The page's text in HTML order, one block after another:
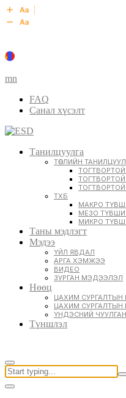
mn
FAQ
Санал хүсэлт
Танилцуулга
ТӨСЛИЙН
ТОГТВОРТОЙ
ТОГТВОРТОЙ
ТХБ
МАКРО
МЕЗО
МИКРО
Таны мэдлэгт
Мэдээ
ҮЙЛ ЯВДАЛ
АРГА ХЭМЖЭЭ
ВИДЕО
ЗУРГАН МЭДЭЭЛЭЛ
Нөөц
ЦАХИМ
ЦАХИМ СУРГАЛТЫН
ҮНДЭСНИЙ ЧУУЛГАН
Түншлэл